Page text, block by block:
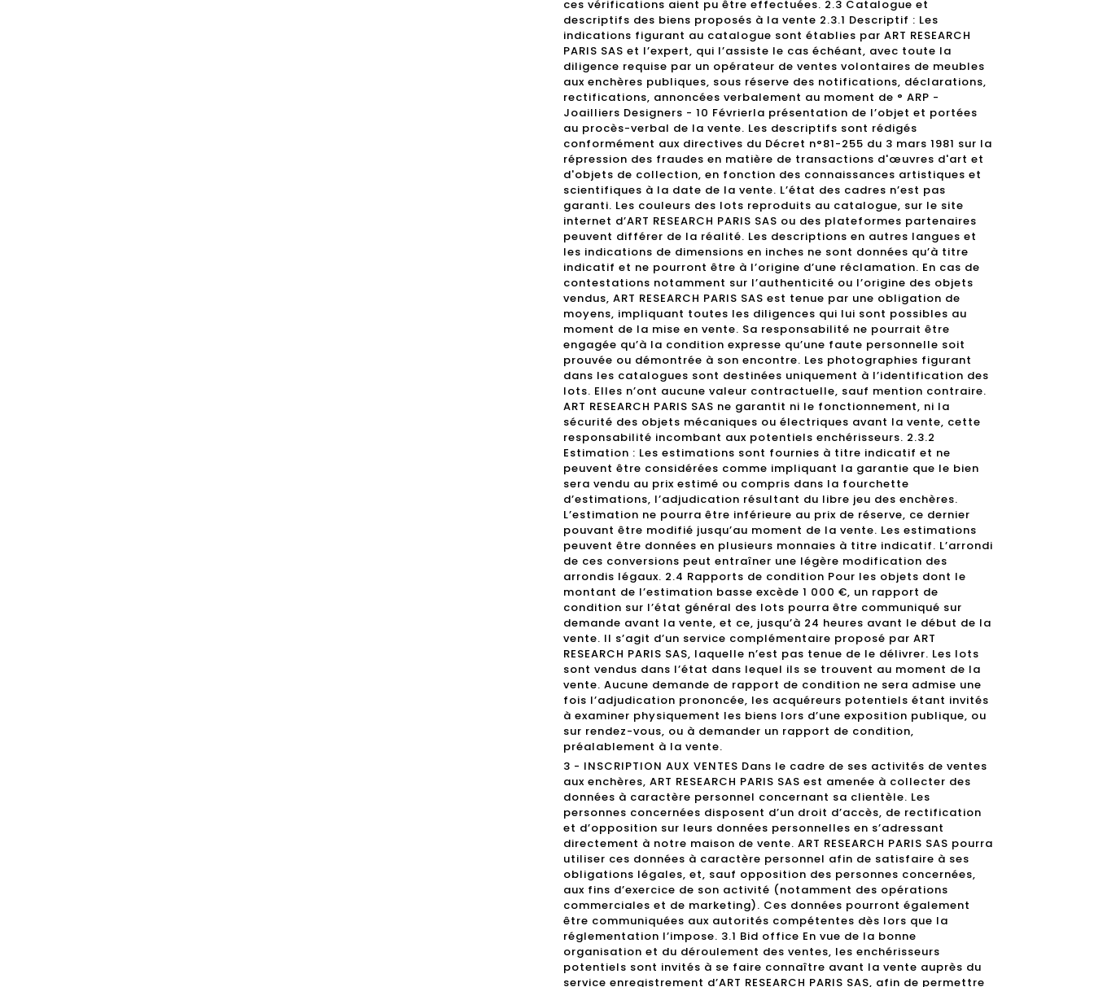
ces vérifications aient pu être effectuées. 2.3 Catalogue et
descriptifs des biens proposés à la vente 2.3.1 Descriptif : Les
indications figurant au catalogue sont établies par ART RESEARCH
PARIS SAS et l’expert, qui l’assiste le cas échéant, avec toute la
diligence requise par un opérateur de ventes volontaires de meubles
aux enchères publiques, sous réserve des notifications, déclarations,
rectifications, annoncées verbalement au moment de ° ARP -
Joailliers Designers - 10 Févrierla présentation de l’objet et portées
au procès-verbal de la vente. Les descriptifs sont rédigés
conformément aux directives du Décret n°81-255 du 3 mars 1981 sur la
répression des fraudes en matière de transactions d'œuvres d'art et
d'objets de collection, en fonction des connaissances artistiques et
scientifiques à la date de la vente. L’état des cadres n’est pas
garanti. Les couleurs des lots reproduits au catalogue, sur le site
internet d’ART RESEARCH PARIS SAS ou des plateformes partenaires
peuvent différer de la réalité. Les descriptions en autres langues et
les indications de dimensions en inches ne sont données qu’à titre
indicatif et ne pourront être à l’origine d’une réclamation. En cas de
contestations notamment sur l’authenticité ou l’origine des objets
vendus, ART RESEARCH PARIS SAS est tenue par une obligation de
moyens, impliquant toutes les diligences qui lui sont possibles au
moment de la mise en vente. Sa responsabilité ne pourrait être
engagée qu’à la condition expresse qu’une faute personnelle soit
prouvée ou démontrée à son encontre. Les photographies figurant
dans les catalogues sont destinées uniquement à l’identification des
lots. Elles n’ont aucune valeur contractuelle, sauf mention contraire.
ART RESEARCH PARIS SAS ne garantit ni le fonctionnement, ni la
sécurité des objets mécaniques ou électriques avant la vente, cette
responsabilité incombant aux potentiels enchérisseurs. 2.3.2
Estimation : Les estimations sont fournies à titre indicatif et ne
peuvent être considérées comme impliquant la garantie que le bien
sera vendu au prix estimé ou compris dans la fourchette
d’estimations, l’adjudication résultant du libre jeu des enchères.
L’estimation ne pourra être inférieure au prix de réserve, ce dernier
pouvant être modifié jusqu’au moment de la vente. Les estimations
peuvent être données en plusieurs monnaies à titre indicatif. L’arrondi
de ces conversions peut entraîner une légère modification des
arrondis légaux. 2.4 Rapports de condition Pour les objets dont le
montant de l’estimation basse excède 1 000 €, un rapport de
condition sur l’état général des lots pourra être communiqué sur
demande avant la vente, et ce, jusqu’à 24 heures avant le début de la
vente. Il s’agit d’un service complémentaire proposé par ART
RESEARCH PARIS SAS, laquelle n’est pas tenue de le délivrer. Les lots
sont vendus dans l’état dans lequel ils se trouvent au moment de la
vente. Aucune demande de rapport de condition ne sera admise une
fois l’adjudication prononcée, les acquéreurs potentiels étant invités
à examiner physiquement les biens lors d’une exposition publique, ou
sur rendez-vous, ou à demander un rapport de condition,
préalablement à la vente.
3 - INSCRIPTION AUX VENTES Dans le cadre de ses activités de ventes
aux enchères, ART RESEARCH PARIS SAS est amenée à collecter des
données à caractère personnel concernant sa clientèle. Les
personnes concernées disposent d’un droit d’accès, de rectification
et d’opposition sur leurs données personnelles en s’adressant
directement à notre maison de vente. ART RESEARCH PARIS SAS pourra
utiliser ces données à caractère personnel afin de satisfaire à ses
obligations légales, et, sauf opposition des personnes concernées,
aux fins d’exercice de son activité (notamment des opérations
commerciales et de marketing). Ces données pourront également
être communiquées aux autorités compétentes dès lors que la
réglementation l’impose. 3.1 Bid office En vue de la bonne
organisation et du déroulement des ventes, les enchérisseurs
potentiels sont invités à se faire connaître avant la vente auprès du
service enregistrement d’ART RESEARCH PARIS SAS, afin de permettre